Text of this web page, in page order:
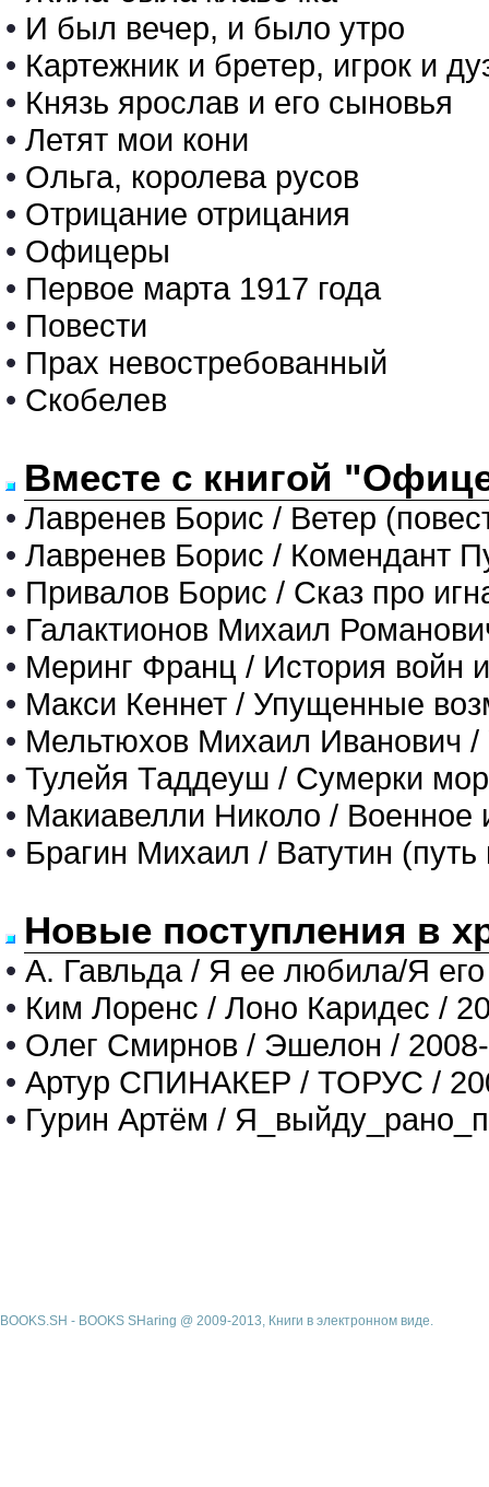
• И был вечер, и было утро
• Картежник и бретер, игрок и
• Князь ярослав и его сыновья
• Летят мои кони
• Ольга, королева русов
• Отрицание отрицания
• Офицеры
• Первое марта 1917 года
• Повести
• Прах невостребованный
• Скобелев
Вместе с книгой
• Лавренев Борис / Ветер
• Лавренев Борис / Комендант
• Привалов Борис / Сказ про
• Галактионов Михаил
• Меринг Франц / История войн
• Макси Кеннет / Упущенные
• Мельтюхов Михаил Иванович
• Тулейя Таддеуш / Сумерки
• Макиавелли Николо / Военное
• Брагин Михаил / Ватутин (путь
Новые поступления в
• А. Гавльда / Я ее любила/Я
• Ким Лоренс / Лоно Каридес /
• Олег Смирнов / Эшелон /
• Артур СПИНАКЕР / ТОРУС /
• Гурин Артём /
BOOKS.SH - BOOKS SHaring @ 2009-2013, Книги в электронном виде.